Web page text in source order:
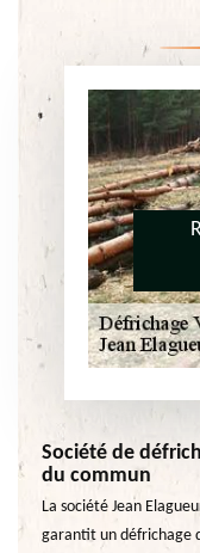
Société de
du commun
La société Jean
garantit un défrichage